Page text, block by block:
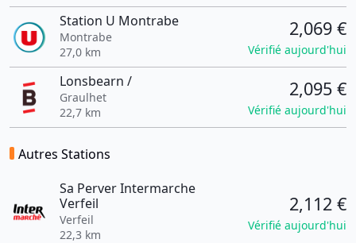
Station U Montrabe
Montrabe
27,0 km
2,069 €
Vérifié aujourd'hui
Lonsbearn /
Graulhet
22,7 km
2,095 €
Vérifié aujourd'hui
Autres Stations
Sa Perver Intermarche
Verfeil
Verfeil
22,3 km
2,112 €
Vérifié aujourd'hui